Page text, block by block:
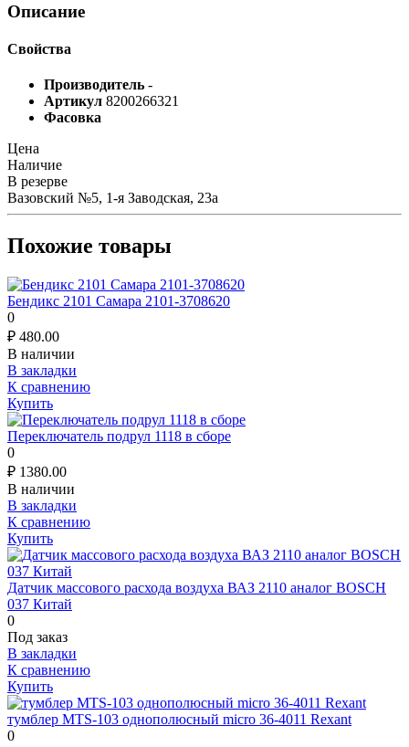
Описание
Свойства
Производитель -
Артикул 8200266321
Фасовка
Цена
Наличие
В резерве
Вазовский №5, 1-я Заводская, 23а
Похожие товары
Бендикс 2101 Самара 2101-3708620
0
₽ 480.00
В наличии
В закладки
К сравнению
Купить
Переключатель подрул 1118 в сборе
0
₽ 1380.00
В наличии
В закладки
К сравнению
Купить
Датчик массового расхода воздуха ВАЗ 2110 аналог BOSCH
037 Китай
0
Под заказ
В закладки
К сравнению
Купить
тумблер MTS-103 однополюсный micro 36-4011 Rexant
0